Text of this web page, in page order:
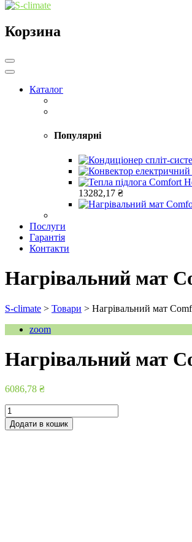
Корзина
Каталог
Популярні
13282,17 ₴
Послуги
Гарантія
Контакти
Нагрівальний мат
S-climate > Товари > Нагрівальний мат
zoom
Нагрівальний мат
6086,78 ₴
Нагрівальний
мат
Comfort
Додати в кошик